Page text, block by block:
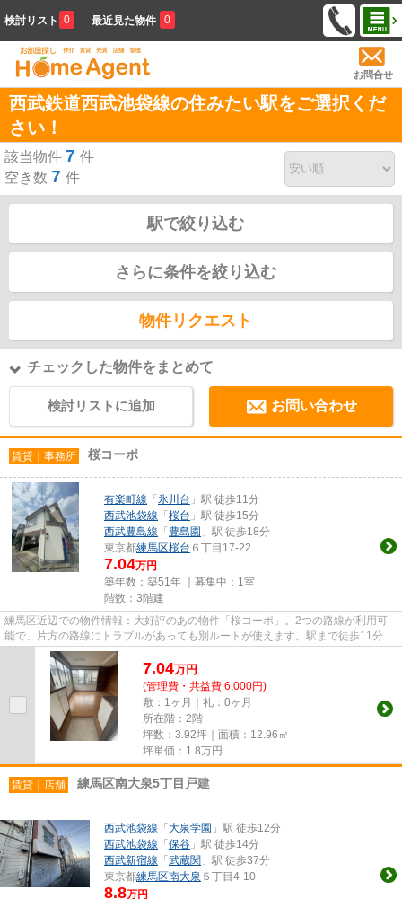
検討リスト 0 最近見た物件 0
お問合せ
西武鉄道西武池袋線の住みたい駅をご選択くだ
さい！
該当物件 7 件
空き数 7 件
駅で絞り込む
さらに条件を絞り込む
物件リクエスト
チェックした物件をまとめて
検討リストに追加 お問い合わせ
賃貸｜事務所 桜コーポ
有楽町線 「 氷川台 」駅 徒歩11分
西武池袋線 「 桜台 」駅 徒歩15分
西武豊島線 「 豊島園 」駅 徒歩18分
東京都練馬区桜台 ６丁目17-22
7.04万円
築年数：築51年 ｜募集中： 1室
階数：3階建
練馬区近辺での物件情報：大好評のあの物件「桜コーポ」。2つの路線が利用可
能で、片方の路線にトラブルがあっても別ルートが使えます。駅まで徒歩11分に
立地する物件です。
7.04万円
(管理費・共益費 6,000円)
敷：1ヶ月｜礼：0ヶ月
所在階：2階
坪数：3.92坪｜面積：12.96㎡
坪単価： 1.8万円
賃貸｜店舗 練馬区南大泉5丁目戸建
西武池袋線 「 大泉学園 」駅 徒歩12分
西武池袋線 「 保谷 」駅 徒歩14分
西武新宿線 「 武蔵関 」駅 徒歩37分
東京都練馬区南大泉 ５丁目4-10
8.8万円